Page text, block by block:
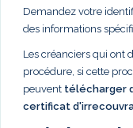
Demandez votre
des informations
Les créanciers qui ont
procédure, si cette
peuvent télécharger
certificat